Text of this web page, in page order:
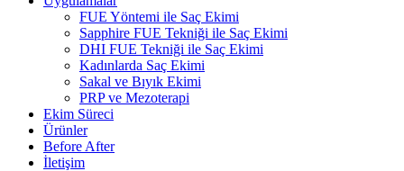
FUE Yöntemi ile Saç Ekimi
Sapphire FUE Tekniği ile Saç Ekimi
DHI FUE Tekniği ile Saç Ekimi
Kadınlarda Saç Ekimi
Sakal ve Bıyık Ekimi
PRP ve Mezoterapi
Ekim Süreci
Ürünler
Before After
İletişim